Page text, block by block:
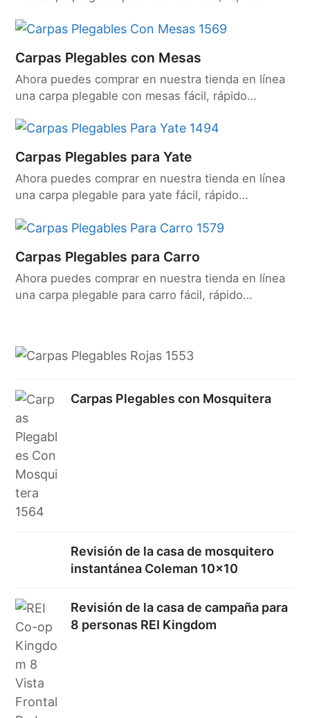
Carpas Plegables con Mesas
Ahora puedes comprar en nuestra tienda en línea
una carpa plegable con mesas fácil, rápido…
Carpas Plegables para Yate
Ahora puedes comprar en nuestra tienda en línea
una carpa plegable para yate fácil, rápido…
Carpas Plegables para Carro
Ahora puedes comprar en nuestra tienda en línea
una carpa plegable para carro fácil, rápido…
Carpas Plegables con Mosquitera
Revisión de la casa de mosquitero
instantánea Coleman 10×10
Revisión de la casa de campaña para
8 personas REI Kingdom